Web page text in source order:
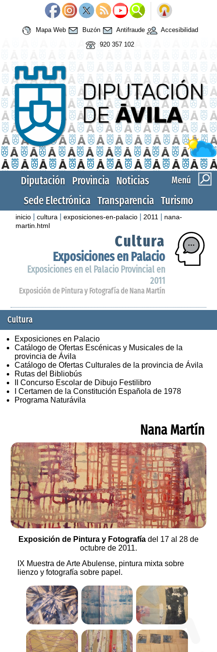
Mapa Web Buzón Antifraude
Accesibilidad
920 357 102
Menú
Diputación Provincia Noticias
Sede Electrónica Transparencia Turismo
inicio |cultura |exposiciones-en-palacio 2011
nana-
martin.html
Cultura
Exposiciones en Palacio
Exposiciones en el Palacio Provincial en
2011
Exposición de Pintura y Fotografía de Nana Martín
Cultura
Exposiciones en Palacio
Catálogo de Ofertas Escénicas y Musicales de la
provincia de Ávila
Catálogo de Ofertas Culturales de la provincia de Ávila
Rutas del Bibliobús
II Concurso Escolar de Dibujo Festilibro
I Certamen de la Constitución Española de 1978
Programa Naturávila
Nana Martín
Exposición de Pintura y Fotografía del 17 al 28 de
octubre de 2011.
IX Muestra de Arte Abulense, pintura mixta sobre
lienzo y fotografía sobre papel.